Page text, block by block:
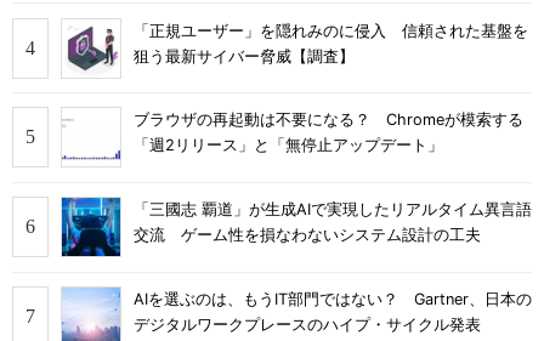
「正規ユーザー」を隠れみのに侵入 信頼された基盤を
狙う最新サイバー脅威【調査】
ブラウザの再起動は不要になる？ Chromeが模索する
「週2リリース」と「無停止アップデート」
「三國志 覇道」が生成AIで実現したリアルタイム異言語
交流 ゲーム性を損なわないシステム設計の工夫
AIを選ぶのは、もうIT部門ではない？ Gartner、日本の
デジタルワークプレースのハイプ・サイクル発表